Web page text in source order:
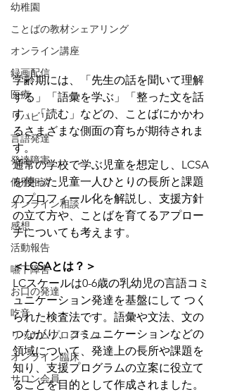
幼稚園
ことばの教材シェアリング
オンライン講座
録画配信
医療
リハビリ
言語発達
発達障害
個別相談
オンライン相談
感想
活動報告
嚥下障害
お口の発達
吃音
リッカムプログラム
オンライン臨床
サロン会員
学齢期には、「先生の話を聞いて理解
する」「語彙を学ぶ」「整った文を話
す」「読む」などの、ことばにかかわ
るさまざまな側面の育ちが期待されま
す。
通常の学校で学ぶ児童を想定し、LCSA
を使った児童一人ひとりの長所と課題
のプロフィール化を解説し、支援方針
の立て方や、ことばを育てるアプロー
チについても考えます。
＜LCSAとは？＞
LCスケールは0-6歳の乳幼児の言語コミ
ュニケーション発達を基盤にして つく
られた検査法です。語彙や文法、文の
つながり、コミュニケーションなどの
領域について、発達上の長所や課題を
知り、支援プログラムの立案に役立て
ることを目的として作成されました。